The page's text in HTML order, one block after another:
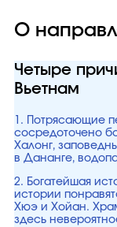
О
Четыре
Вьетнам
1. Потрясающие
сосредоточено
Халонг,
в Дананге,
2. Богатейшая
истории
Хюэ и Хойан.
здесь